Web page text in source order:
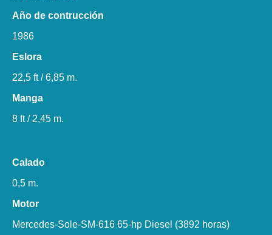
Año de contrucción
1986
Eslora
22,5 ft / 6,85 m.
Manga
8 ft / 2,45 m.
Calado
0,5 m.
Motor
Mercedes-Sole-SM-616 65-hp Diesel (3892 horas)